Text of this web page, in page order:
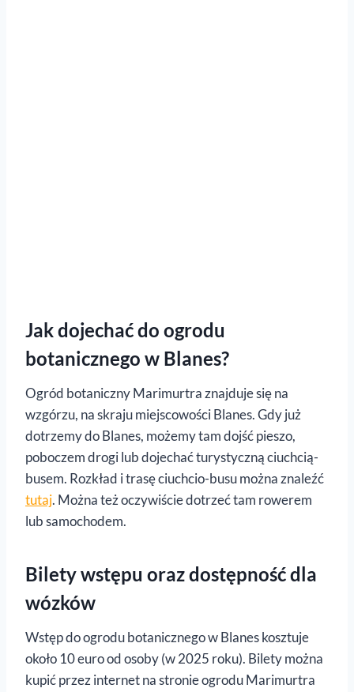
Jak dojechać do ogrodu
botanicznego w Blanes?
Ogród botaniczny Marimurtra znajduje się na
wzgórzu, na skraju miejscowości Blanes. Gdy już
dotrzemy do Blanes, możemy tam dojść pieszo,
poboczem drogi lub dojechać turystyczną ciuchcią-
busem. Rozkład i trasę ciuchcio-busu można znaleźć
tutaj. Można też oczywiście dotrzeć tam rowerem
lub samochodem.
Bilety wstępu oraz dostępność dla
wózków
Wstęp do ogrodu botanicznego w Blanes kosztuje
około 10 euro od osoby (w 2025 roku). Bilety można
kupić przez internet na stronie ogrodu Marimurtra